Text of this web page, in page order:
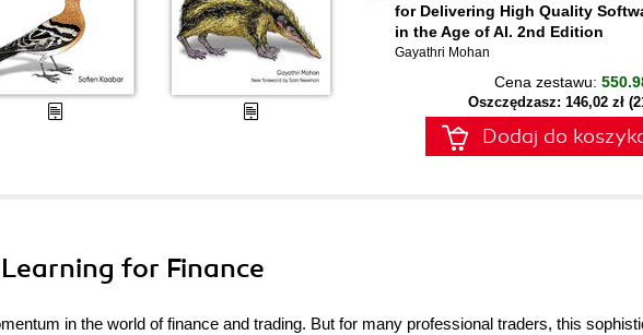
for Delivering High Quality
in the Age of AI. 2nd Edition
Gayathri Mohan
Cena zestawu:
Oszczędzasz: 146,02 zł
Dodaj do
for Finance
in the world of finance and trading. But for many professional traders, this